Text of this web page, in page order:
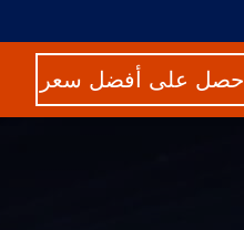
احصل على أفضل سعر